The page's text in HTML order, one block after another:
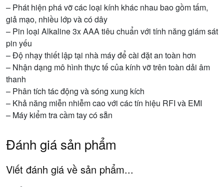
– Phát hiện phá vỡ các loại kính khác nhau bao gồm tấm,
giả mạo, nhiều lớp và có dây
– Pin loại Alkaline 3x AAA tiêu chuẩn với tính năng giám sát
pin yếu
– Độ nhạy thiết lập tại nhà máy để cài đặt an toàn hơn
– Nhận dạng mô hình thực tế của kính vỡ trên toàn dải âm
thanh
– Phân tích tác động và sóng xung kích
– Khả năng miễn nhiễm cao với các tín hiệu RFI và EMI
– Máy kiểm tra cầm tay có sẵn
Đánh giá sản phẩm
Viết đánh giá về sản phẩm...